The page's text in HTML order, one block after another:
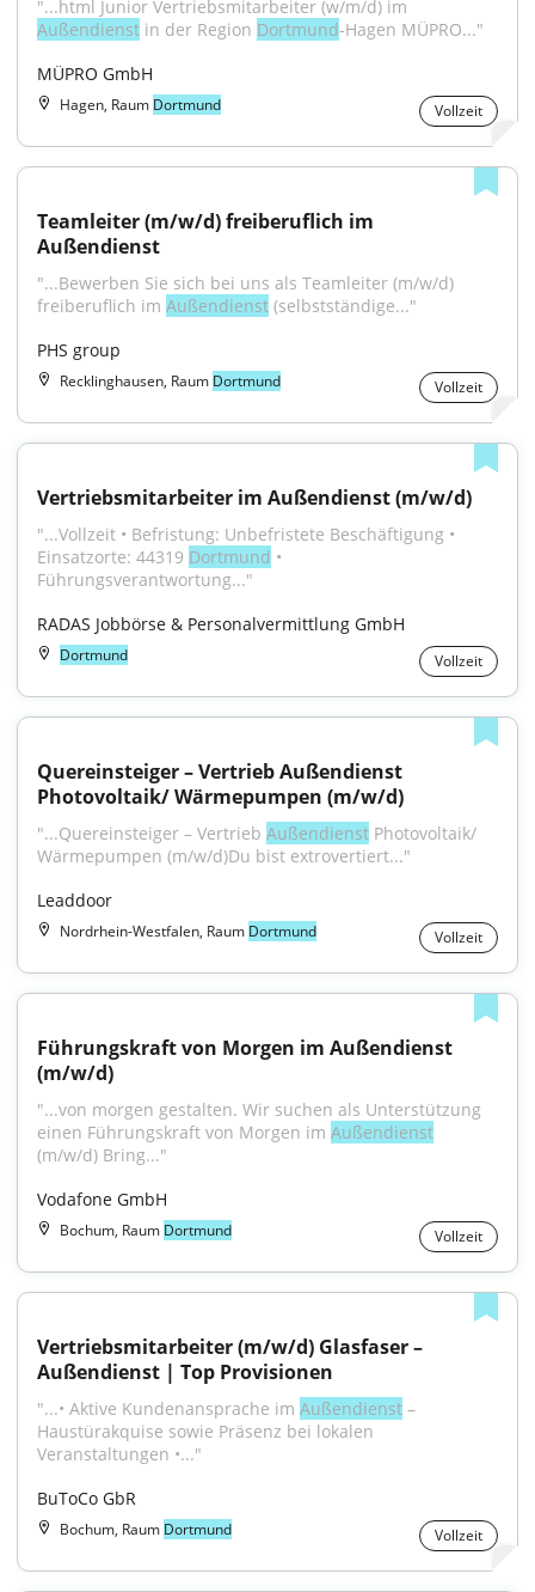
Außendienst in der Region Dortmund-Hagen MÜPRO..."
MÜPRO GmbH
Hagen, Raum Dortmund Vollzeit
Teamleiter (m/w/d) freiberuflich im
Außendienst
"...Bewerben Sie sich bei uns als Teamleiter (m/w/d)
freiberuflich im Außendienst (selbstständige..."
PHS group
Recklinghausen, Raum Dortmund Vollzeit
Vertriebsmitarbeiter im Außendienst (m/w/d)
"...Vollzeit • Befristung: Unbefristete Beschäftigung •
Einsatzorte: 44319 Dortmund •
Führungsverantwortung..."
RADAS Jobbörse & Personalvermittlung GmbH
Dortmund Vollzeit
Quereinsteiger – Vertrieb Außendienst
Photovoltaik/ Wärmepumpen (m/w/d)
"...Quereinsteiger – Vertrieb Außendienst Photovoltaik/
Wärmepumpen (m/w/d)Du bist extrovertiert..."
Leaddoor
Nordrhein-Westfalen, Raum Dortmund Vollzeit
Führungskraft von Morgen im Außendienst
(m/w/d)
"...von morgen gestalten. Wir suchen als Unterstützung
einen Führungskraft von Morgen im Außendienst
(m/w/d) Bring..."
Vodafone GmbH
Bochum, Raum Dortmund Vollzeit
Vertriebsmitarbeiter (m/w/d) Glasfaser –
Außendienst | Top Provisionen
"...• Aktive Kundenansprache im Außendienst –
Haustürakquise sowie Präsenz bei lokalen
Veranstaltungen •..."
BuToCo GbR
Bochum, Raum Dortmund Vollzeit